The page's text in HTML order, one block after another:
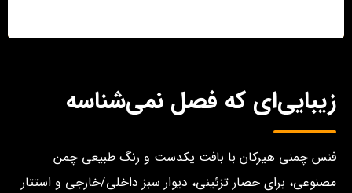
زیبایی‌ای که فصل نمی‌شناسه
فنس چمنی هیرکان با بافت یکدست و رنگ طبیعی چمن
مصنوعی، برای حصار تزئینی، دیوار سبز داخلی/خارجی و استتار